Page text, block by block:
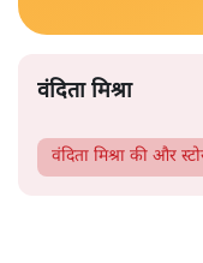
वंदिता मिश्रा
वंदिता मिश्रा की और